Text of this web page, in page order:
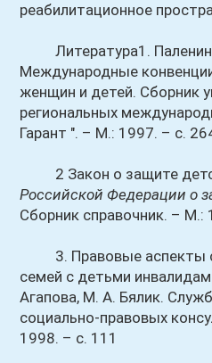
реабилитационное
Литература1.
Международные
женщин и детей. Сборник
peгиональных
Гарант ". – М.: 1997. – с.
2 Закон о защите
Российской Федерации о
Сборник справочник. – М.:
3. Правовые аспекты
семей с детьми
Агапова, М. А. Бялик.
социально-правовых
1998. – с. 111